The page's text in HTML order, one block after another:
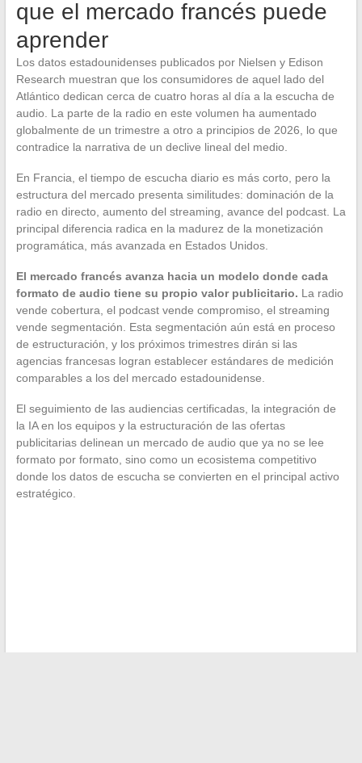
que el mercado francés puede
aprender
Los datos estadounidenses publicados por Nielsen y Edison
Research muestran que los consumidores de aquel lado del
Atlántico dedican cerca de cuatro horas al día a la escucha de
audio. La parte de la radio en este volumen ha aumentado
globalmente de un trimestre a otro a principios de 2026, lo que
contradice la narrativa de un declive lineal del medio.
En Francia, el tiempo de escucha diario es más corto, pero la
estructura del mercado presenta similitudes: dominación de la
radio en directo, aumento del streaming, avance del podcast. La
principal diferencia radica en la madurez de la monetización
programática, más avanzada en Estados Unidos.
El mercado francés avanza hacia un modelo donde cada
formato de audio tiene su propio valor publicitario. La radio
vende cobertura, el podcast vende compromiso, el streaming
vende segmentación. Esta segmentación aún está en proceso
de estructuración, y los próximos trimestres dirán si las
agencias francesas logran establecer estándares de medición
comparables a los del mercado estadounidense.
El seguimiento de las audiencias certificadas, la integración de
la IA en los equipos y la estructuración de las ofertas
publicitarias delinean un mercado de audio que ya no se lee
formato por formato, sino como un ecosistema competitivo
donde los datos de escucha se convierten en el principal activo
estratégico.